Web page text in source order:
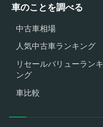
車のことを調べる
中古車相場
人気中古車ランキング
リセールバリューランキ
ング
車比較